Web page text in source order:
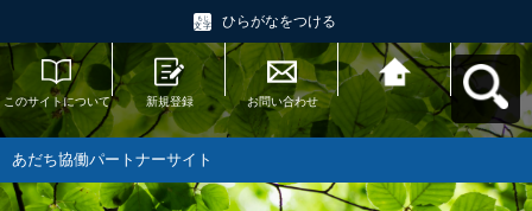
ひらがなをつける
このサイトについて 新規登録 お問い合わせ
あだち協働パートナ
ーサイトへ戻る
あだち協働パートナーサイト